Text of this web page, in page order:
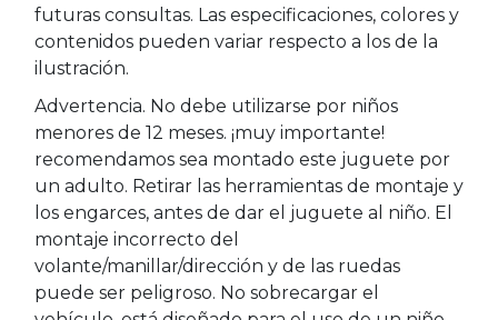
futuras consultas. Las especificaciones, colores y
contenidos pueden variar respecto a los de la
ilustración.
Advertencia. No debe utilizarse por niños
menores de 12 meses. ¡muy importante!
recomendamos sea montado este juguete por
un adulto. Retirar las herramientas de montaje y
los engarces, antes de dar el juguete al niño. El
montaje incorrecto del
volante/manillar/dirección y de las ruedas
puede ser peligroso. No sobrecargar el